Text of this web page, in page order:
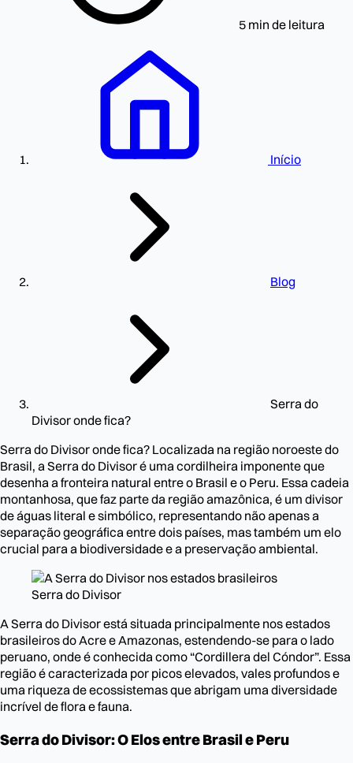
5 min de leitura
Início
Blog
Serra do
Divisor onde fica?
Serra do Divisor onde fica? Localizada na região noroeste do
Brasil, a Serra do Divisor é uma cordilheira imponente que
desenha a fronteira natural entre o Brasil e o Peru. Essa cadeia
montanhosa, que faz parte da região amazônica, é um divisor
de águas literal e simbólico, representando não apenas a
separação geográfica entre dois países, mas também um elo
crucial para a biodiversidade e a preservação ambiental.
Serra do Divisor
A Serra do Divisor está situada principalmente nos estados
brasileiros do Acre e Amazonas, estendendo-se para o lado
peruano, onde é conhecida como “Cordillera del Cóndor”. Essa
região é caracterizada por picos elevados, vales profundos e
uma riqueza de ecossistemas que abrigam uma diversidade
incrível de flora e fauna.
Serra do Divisor: O Elos entre Brasil e Peru